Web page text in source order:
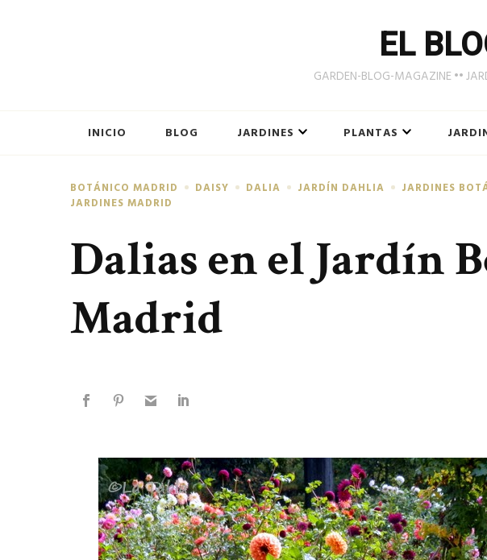
EL
GARDEN-BLOG-MAGAZINE ••
INICIO BLOG JARDINES PLANTAS
BOTÁNICO MADRID DAISY DALIA JARDÍN DAHLIA JARDINES
JARDINES MADRID
Dalias en el Jardín
Madrid